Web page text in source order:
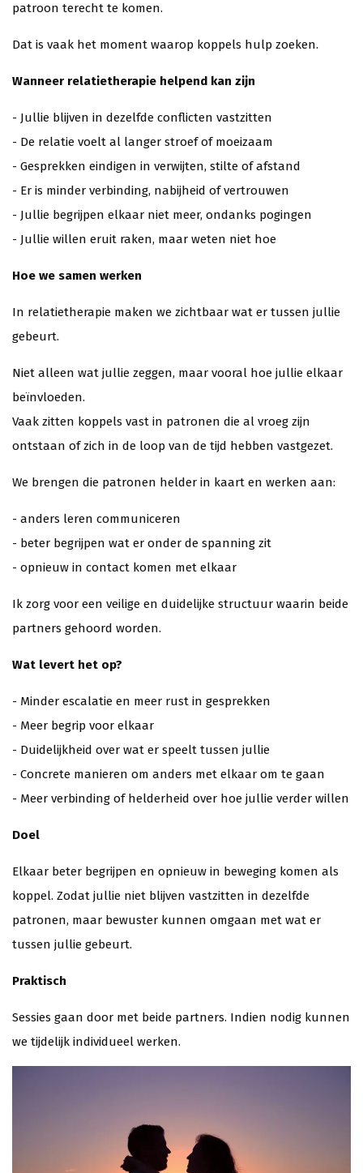
patroon terecht te komen.
Dat is vaak het moment waarop koppels hulp zoeken.
Wanneer relatietherapie helpend kan zijn
- Jullie blijven in dezelfde conflicten vastzitten
- De relatie voelt al langer stroef of moeizaam
- Gesprekken eindigen in verwijten, stilte of afstand
- Er is minder verbinding, nabijheid of vertrouwen
- Jullie begrijpen elkaar niet meer, ondanks pogingen
- Jullie willen eruit raken, maar weten niet hoe
Hoe we samen werken
In relatietherapie maken we zichtbaar wat er tussen jullie
gebeurt.
Niet alleen wat jullie zeggen, maar vooral hoe jullie elkaar
beïnvloeden.
Vaak zitten koppels vast in patronen die al vroeg zijn
ontstaan of zich in de loop van de tijd hebben vastgezet.
We brengen die patronen helder in kaart en werken aan:
- anders leren communiceren
- beter begrijpen wat er onder de spanning zit
- opnieuw in contact komen met elkaar
Ik zorg voor een veilige en duidelijke structuur waarin beide
partners gehoord worden.
Wat levert het op?
- Minder escalatie en meer rust in gesprekken
- Meer begrip voor elkaar
- Duidelijkheid over wat er speelt tussen jullie
- Concrete manieren om anders met elkaar om te gaan
- Meer verbinding of helderheid over hoe jullie verder willen
Doel
Elkaar beter begrijpen en opnieuw in beweging komen als
koppel. Zodat jullie niet blijven vastzitten in dezelfde
patronen, maar bewuster kunnen omgaan met wat er
tussen jullie gebeurt.
Praktisch
Sessies gaan door met beide partners. Indien nodig kunnen
we tijdelijk individueel werken.